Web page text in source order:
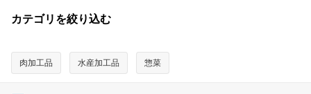
カテゴリを絞り込む
肉加工品 水産加工品 惣菜